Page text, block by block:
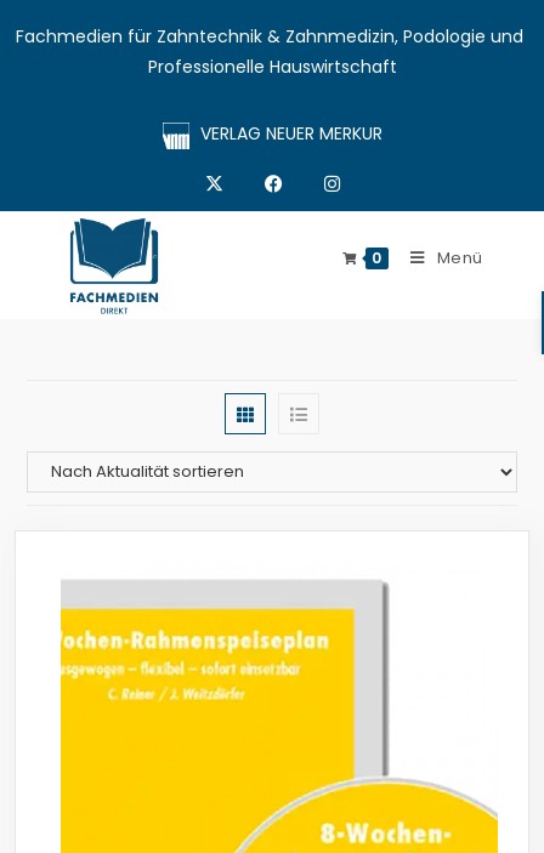
Fachmedien für Zahntechnik & Zahnmedizin, Podologie und
Professionelle Hauswirtschaft
VERLAG NEUER MERKUR
0 Menü